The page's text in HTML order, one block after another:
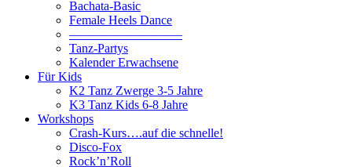
Bachata-Basic
Female Heels Dance
—————————
Tanz-Partys
Kalender Erwachsene
Für Kids
K2 Tanz Zwerge 3-5 Jahre
K3 Tanz Kids 6-8 Jahre
Workshops
Crash-Kurs….auf die schnelle!
Disco-Fox
Rock’n’Roll